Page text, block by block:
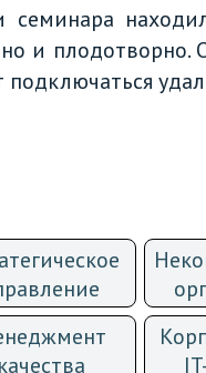
семинара
и плодотворно.
качества